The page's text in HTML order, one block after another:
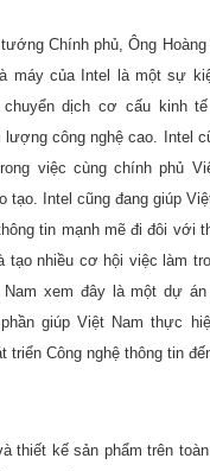
Chính phủ, Ông Hoàng
máy của Intel là một sự
dịch cơ cấu kinh
lượng công nghệ cao. Intel
việc cùng chính phủ
tạo. Intel cũng đang giúp
tin mạnh mẽ đi đôi với
nhiều cơ hội việc làm
Nam xem đây là một dự
giúp Việt Nam thực
triển Công nghệ thông tin
thiết kế sản phẩm trên